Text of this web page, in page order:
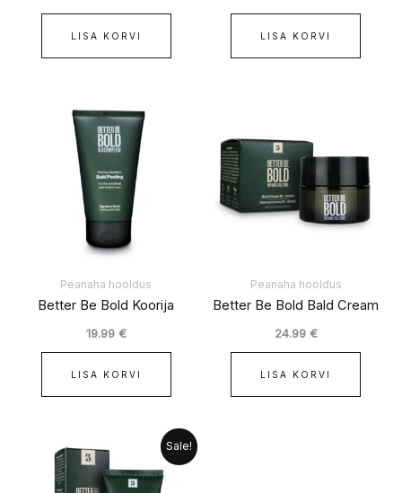
LISA KORVI LISA KORVI
Peanaha hooldus
Better Be Bold Koorija
19.99 €
LISA KORVI
Peanaha hooldus
Better Be Bold Bald Cream
24.99 €
LISA KORVI
Sale!
hind
oli:
19.99 €.
Praegune
hind
on:
17.99 €.